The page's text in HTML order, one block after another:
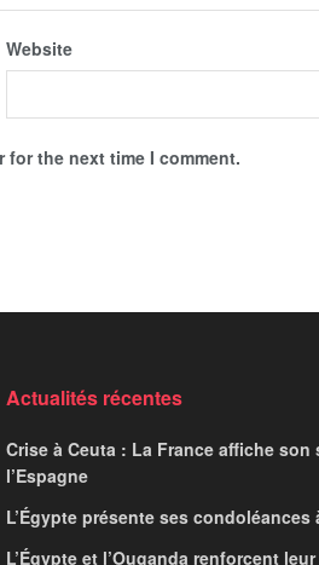
Website
for the next time I comment.
Actualités récentes
Crise à Ceuta : La France affiche son
l’Espagne
L’Égypte présente ses condoléances
L’Égypte et l’Ouganda renforcent